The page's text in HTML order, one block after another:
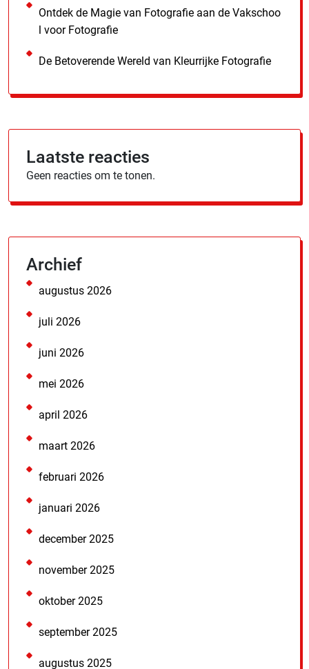
Ontdek de Magie van Fotografie aan de Vakschoo
l voor Fotografie
De Betoverende Wereld van Kleurrijke Fotografie
Laatste reacties
Geen reacties om te tonen.
Archief
augustus 2026
juli 2026
juni 2026
mei 2026
april 2026
maart 2026
februari 2026
januari 2026
december 2025
november 2025
oktober 2025
september 2025
augustus 2025